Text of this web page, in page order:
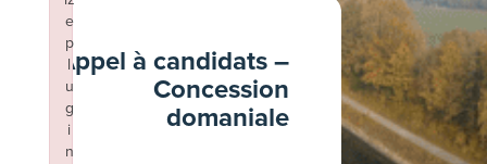
Appel à candidats –
Concession
domaniale
e
p
l
u
g
i
n